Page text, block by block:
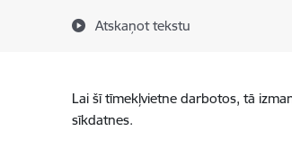
Atskaņot tekstu
Lai šī tīmekļvietne darbotos, tā
sīkdatnes.